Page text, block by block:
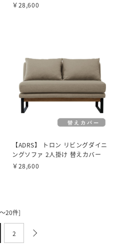
￥28,600
【ADRS】 トロン リビングダイニ
ングソファ 2人掛け 替えカバー
￥28,600
20件]
2